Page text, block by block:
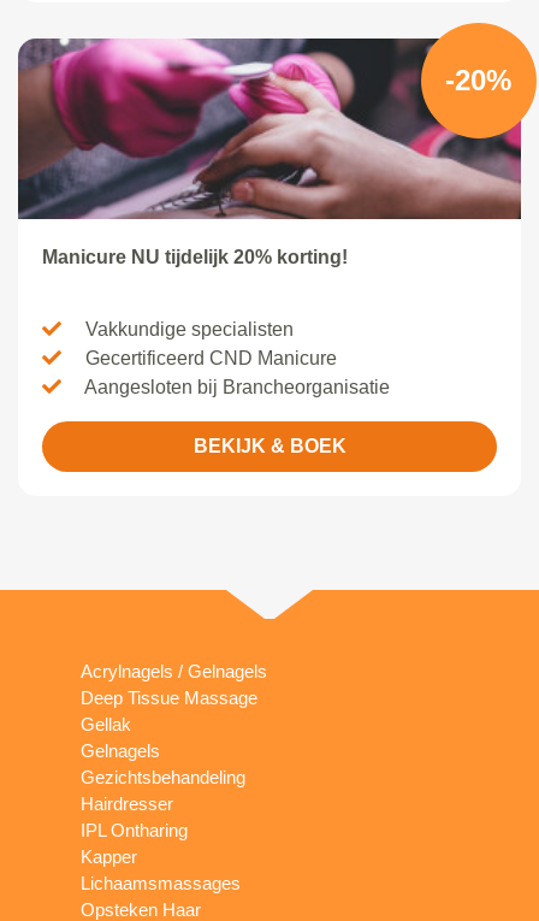
-20%
Manicure NU tijdelijk 20% korting!
Vakkundige specialisten
Gecertificeerd CND Manicure
Aangesloten bij Brancheorganisatie
BEKIJK & BOEK
Acrylnagels / Gelnagels
Deep Tissue Massage
Gellak
Gelnagels
Gezichtsbehandeling
Hairdresser
IPL Ontharing
Kapper
Lichaamsmassages
Opsteken Haar